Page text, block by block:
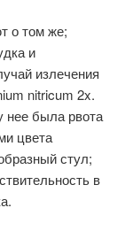
о том же;
и
излечения
nitricum 2x.
нее была рвота
цвета
стул;
в